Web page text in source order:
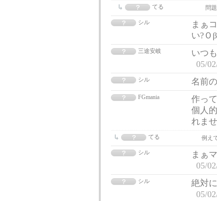
てる 問
シル
まぁ
い?Ｏ
三途安岐
いつ
05/
シル 名前
FGmania
作っ
個人
れま
てる 例え
シル
まぁ
05/
シル
絶対
05/